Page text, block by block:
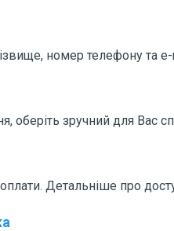
номер телефону та
оберіть зручний для Вас
Детальніше про